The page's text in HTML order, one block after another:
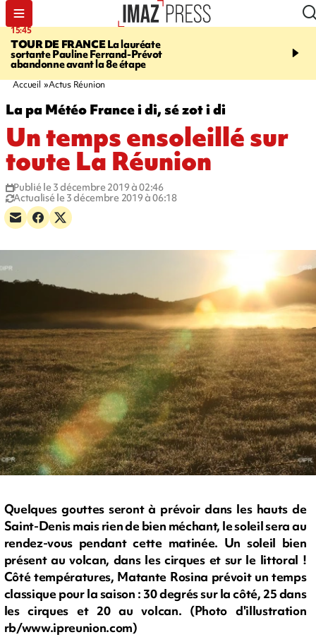
15:45
TOUR DE FRANCELa lauréate
sortante Pauline Ferrand-Prévot
abandonne avant la 8e étape
20:17
routière, concours de
Accueil Actus Réunion
La pa Météo France i di, sé zot i di
Un temps ensoleillé sur
toute La Réunion
Publié le 3 décembre 2019 à 02:46
Actualisé le 3 décembre 2019 à 06:18
Quelques gouttes seront à prévoir dans les hauts de
Saint-Denis mais rien de bien méchant, le soleil sera au
rendez-vous pendant cette matinée. Un soleil bien
présent au volcan, dans les cirques et sur le littoral !
Côté températures, Matante Rosina prévoit un temps
classique pour la saison : 30 degrés sur la côté, 25 dans
les cirques et 20 au volcan. (Photo d'illustration
rb/www.ipreunion.com)